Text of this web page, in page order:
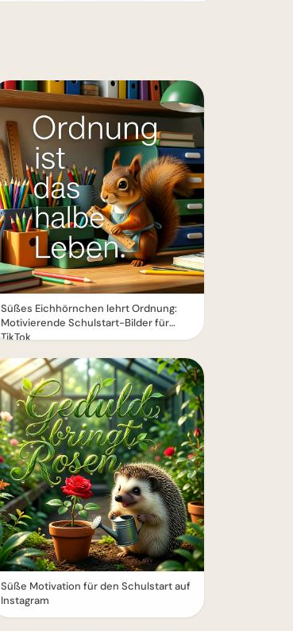
Süßes Eichhörnchen lehrt Ordnung:
Motivierende Schulstart-Bilder für
TikTok
Süße Motivation für den Schulstart auf
Instagram